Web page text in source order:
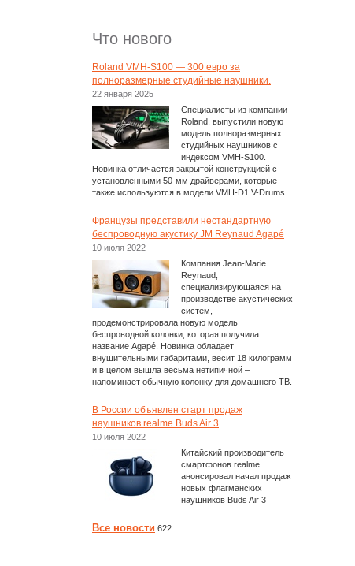
Что нового
Roland VMH-S100 — 300 евро за
полноразмерные студийные наушники.
22 января 2025
Специалисты из компании
Roland, выпустили новую
модель полноразмерных
студийных наушников с
индексом VMH-S100.
Новинка отличается закрытой конструкцией с
установленными 50-мм драйверами, которые
также используются в модели VMH-D1 V-Drums.
Французы представили нестандартную
беспроводную акустику JM Reynaud Agapé
10 июля 2022
Компания Jean-Marie
Reynaud,
специализирующаяся на
производстве акустических
систем,
продемонстрировала новую модель
беспроводной колонки, которая получила
название Agapé. Новинка обладает
внушительными габаритами, весит 18 килограмм
и в целом вышла весьма нетипичной –
напоминает обычную колонку для домашнего ТВ.
В России объявлен старт продаж
наушников realme Buds Air 3
10 июля 2022
Китайский производитель
смартфонов realme
анонсировал начал продаж
новых флагманских
наушников Buds Air 3
Все новости 622